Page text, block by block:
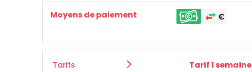
Moyens de paiement
Tarifs Tarif 1 semaine